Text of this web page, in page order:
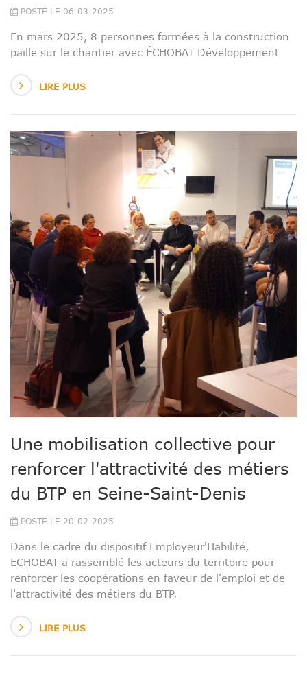
POSTÉ LE 06-03-2025
En mars 2025, 8 personnes formées à la construction
paille sur le chantier avec ÉCHOBAT Développement
LIRE PLUS
Une mobilisation collective pour
renforcer l'attractivité des métiers
du BTP en Seine-Saint-Denis
POSTÉ LE 20-02-2025
Dans le cadre du dispositif Employeur'Habilité,
ECHOBAT a rassemblé les acteurs du territoire pour
renforcer les coopérations en faveur de l'emploi et de
l'attractivité des métiers du BTP.
LIRE PLUS